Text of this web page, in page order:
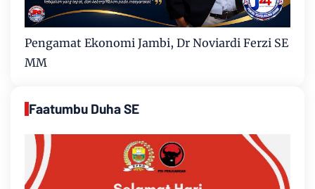
Pengamat Ekonomi Jambi, Dr Noviardi Ferzi SE
MM
Faatumbu Duha SE